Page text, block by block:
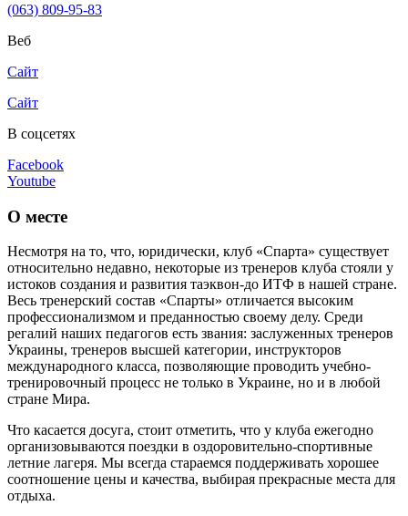
(063) 809-95-83
Веб
Сайт
Сайт
В соцсетях
Facebook
Youtube
О месте
Несмотря на то, что, юридически, клуб «Спарта» существует
относительно недавно, некоторые из тренеров клуба стояли у
истоков создания и развития таэквон-до ИТФ в нашей стране.
Весь тренерский состав «Спарты» отличается высоким
профессионализмом и преданностью своему делу. Среди
регалий наших педагогов есть звания: заслуженных тренеров
Украины, тренеров высшей категории, инструкторов
международного класса, позволяющие проводить учебно-
тренировочный процесс не только в Украине, но и в любой
стране Мира.
Что касается досуга, стоит отметить, что у клуба ежегодно
организовываются поездки в оздоровительно-спортивные
летние лагеря. Мы всегда стараемся поддерживать хорошее
соотношение цены и качества, выбирая прекрасные места для
отдыха.